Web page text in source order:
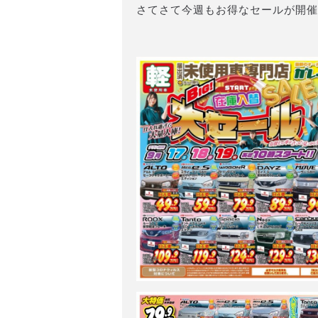
さてさて今週もお得なセールが開